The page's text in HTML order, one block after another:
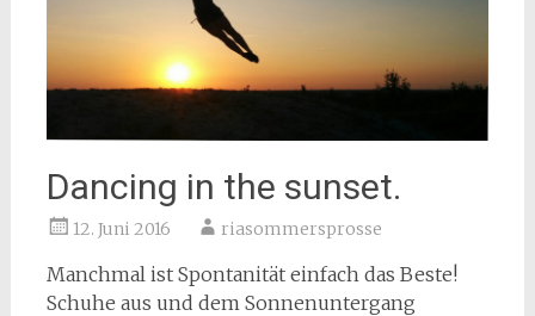
Dancing in the sunset.
12. Juni 2016 riasommersprosse
Manchmal ist Spontanität einfach das Beste!
Schuhe aus und dem Sonnenuntergang